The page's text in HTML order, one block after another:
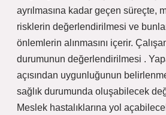
ayrılmasına kadar geçen süreçte,
risklerin değerlendirilmesi ve
önlemlerin alınmasını içerir.
durumunun değerlendirilmesi .
açısından uygunluğunun
sağlık durumunda oluşabilecek
Meslek hastalıklarına yol